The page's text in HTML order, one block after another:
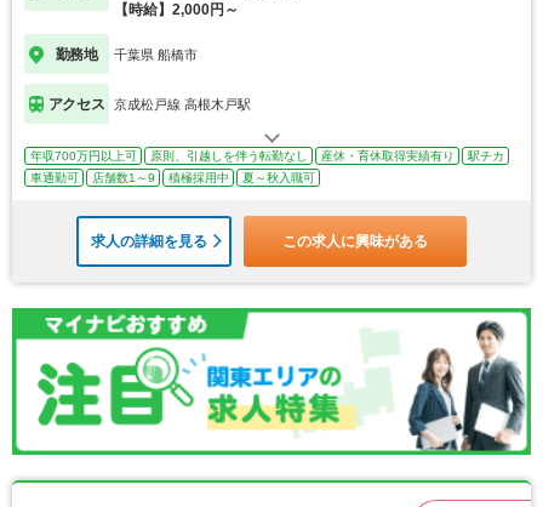
【時給】2,000円～
勤務地 千葉県 船橋市
アクセス 京成松戸線 高根木戸駅
年収700万円以上可 原則、引越しを伴う転勤なし 産休・育休取得実績有り
駅チカ
車通勤可
店舗数1～9 積極採用中 夏～秋入職可
求人の詳細を見る この求人に興味がある